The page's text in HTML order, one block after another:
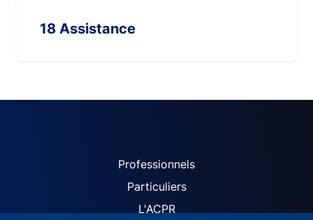
18 Assistance
ACPR site navigation
Professionnels
Particuliers
L'ACPR